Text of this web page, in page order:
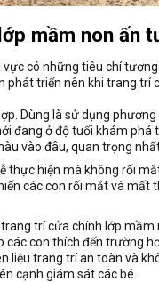
mầm non ấn
có những tiêu chí
phát triển nên khi trang
Dùng là sử dụng
đang ở độ tuổi khám
vào đâu, quan trọng
thực hiện mà không rối
các con rối mắt và
trí cửa chính lớp
con thích đến trường
liệu trang trí an toàn và
cạnh giám sát các bé.